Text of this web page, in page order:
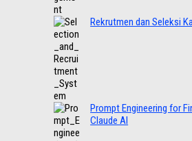
Rekrutmen dan Seleksi
Prompt Engineering for
Claude AI